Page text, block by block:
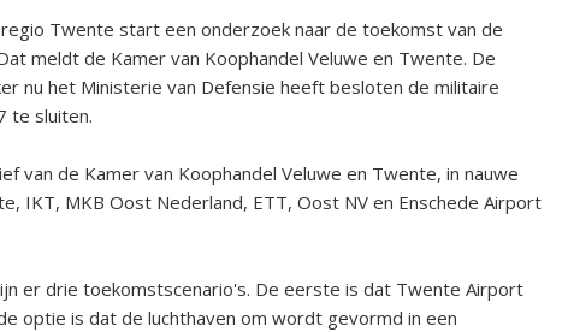
Twente start een onderzoek naar de toekomst van de
meldt de Kamer van Koophandel Veluwe en Twente. De
nu het Ministerie van Defensie heeft besloten de militaire
te sluiten.
van de Kamer van Koophandel Veluwe en Twente, in nauwe
IKT, MKB Oost Nederland, ETT, Oost NV en Enschede Airport
er drie toekomstscenario's. De eerste is dat Twente Airport
optie is dat de luchthaven om wordt gevormd in een